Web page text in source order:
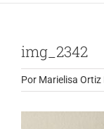
img_2342
Por Marielisa Ortiz